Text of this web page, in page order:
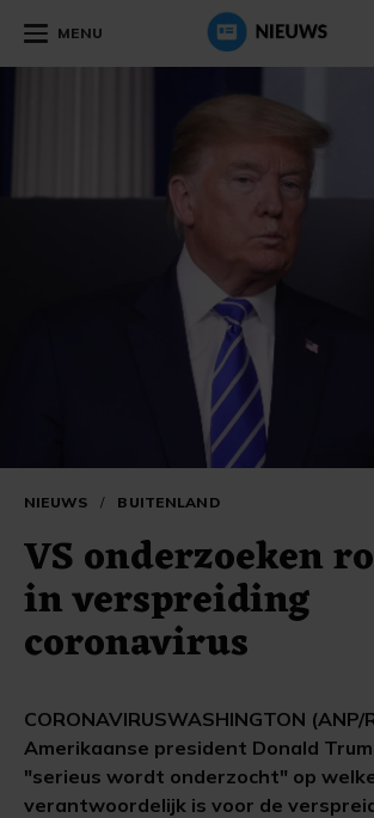
MENU
NIEUWS / BUITENLAND
VS onderzoeken
in verspreiding
coronavirus
CORONAVIRUSWASHINGTON (ANP/
Amerikaanse president Donald
"serieus wordt onderzocht" op
verantwoordelijk is voor de